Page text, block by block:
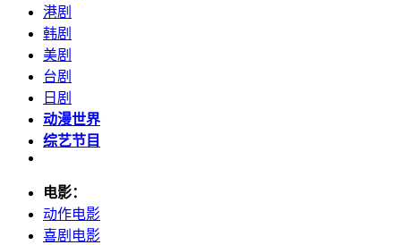
港剧
韩剧
美剧
台剧
日剧
动漫世界
综艺节目
电影：
动作电影
喜剧电影